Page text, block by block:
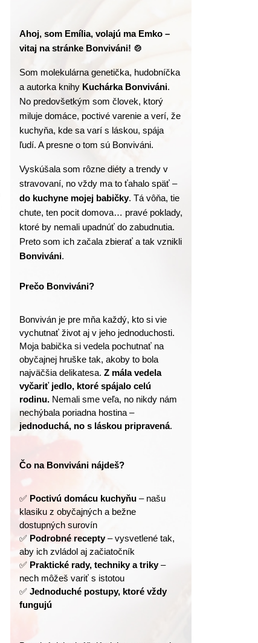
Ahoj, som Emília, volajú ma Emko –
vitaj na stránke Bonviváni! 🍲
Som molekulárna genetička, hudobníčka
a autorka knihy Kuchárka Bonviváni.
No predovšetkým som človek, ktorý
miluje domáce, poctivé varenie a verí, že
kuchyňa, kde sa varí s láskou, spája
ľudí. A presne o tom sú Bonviváni.
Vyskúšala som rôzne diéty a trendy v
stravovaní, no vždy ma to ťahalo späť –
do kuchyne mojej babičky. Tá vôňa, tie
chute, ten pocit domova… pravé poklady,
ktoré by nemali upadnúť do zabudnutia.
Bonviváni.
Prečo Bonviváni?
Bonviván je pre mňa každý, kto si vie
vychutnať život aj v jeho jednoduchosti.
Moja babička si vedela pochutnať na
obyčajnej hruške tak, akoby to bola
najväčšia delikatesa. Z mála vedela
vyčariť jedlo, ktoré spájalo celú
rodinu. Nemali sme veľa, no nikdy nám
nechýbala poriadna hostina –
jednoduchá, no s láskou pripravená.
Čo na Bonviváni nájdeš?
✅ Poctivú domácu kuchyňu – našu
klasiku z obyčajných a bežne
dostupných surovín
✅ Podrobné recepty – vysvetlené tak,
aby ich zvládol aj začiatočník
✅ Praktické rady, techniky a triky –
nech môžeš variť s istotou
✅ Jednoduché postupy, ktoré vždy
fungujú